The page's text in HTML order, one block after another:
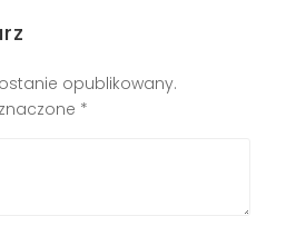
opublikowany.
*